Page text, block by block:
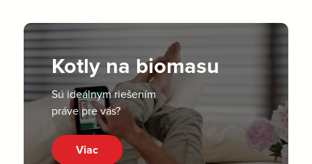
Kotly na biomasu
Sú ideálnym riešením
práve pre vás?
Viac